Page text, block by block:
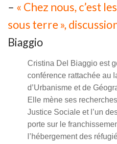
– « Chez nous, c’est
sous terre »,
Biaggio
Cristina Del Biaggio est
conférence rattachée au
d’Urbanisme et de
Elle mène ses
Justice Sociale et l’un
porte sur le
l’hébergement des